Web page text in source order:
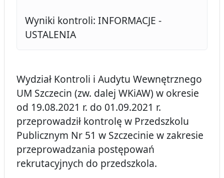
Wyniki kontroli: INFORMACJE -
USTALENIA
Wydział Kontroli i Audytu Wewnętrznego
UM Szczecin (zw. dalej WKiAW) w okresie
od 19.08.2021 r. do 01.09.2021 r.
przeprowadził kontrolę w Przedszkolu
Publicznym Nr 51 w Szczecinie w zakresie
przeprowadzania postępowań
rekrutacyjnych do przedszkola.